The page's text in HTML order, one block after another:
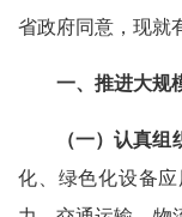
省政府同意，现就
一、推进大规
（一）认真
化、绿色化设备